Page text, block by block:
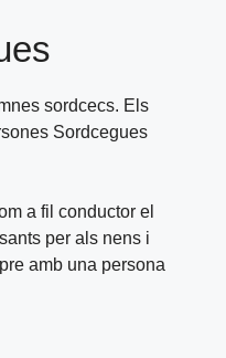
sordcecs. Els
Sordcegues
a fil conductor el
per als nens i
amb una persona